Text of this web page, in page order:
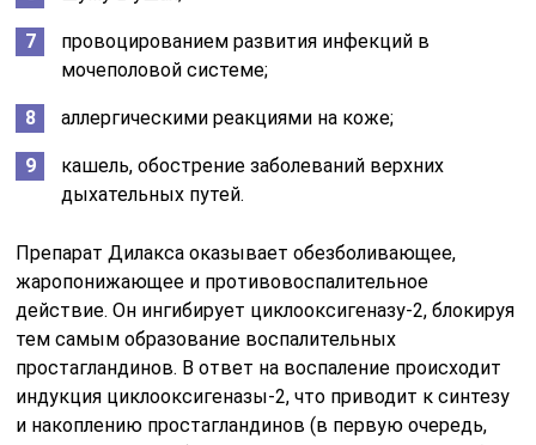
провоцированием развития инфекций в
мочеполовой системе;
аллергическими реакциями на коже;
кашель, обострение заболеваний верхних
дыхательных путей.
Препарат Дилакса оказывает обезболивающее,
жаропонижающее и противовоспалительное
действие. Он ингибирует циклооксигеназу-2, блокируя
тем самым образование воспалительных
простагландинов. В ответ на воспаление происходит
индукция циклооксигеназы-2, что приводит к синтезу
и накоплению простагландинов (в первую очередь,